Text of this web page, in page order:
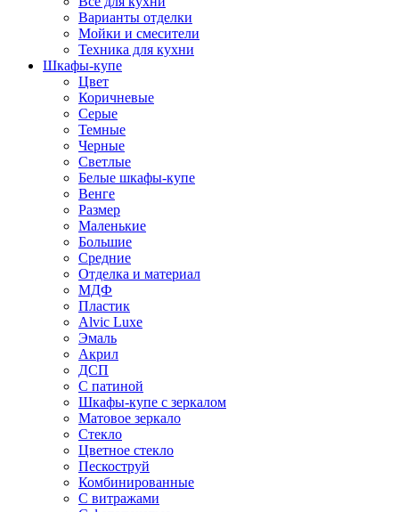
Варианты отделки
Мойки и смесители
Техника для кухни
Шкафы-купе
Цвет
Коричневые
Серые
Темные
Черные
Светлые
Белые шкафы-купе
Венге
Размер
Маленькие
Большие
Средние
Отделка и материал
МДФ
Пластик
Alvic Luxe
Эмаль
Акрил
ДСП
С патиной
Шкафы-купе с зеркалом
Матовое зеркало
Стекло
Цветное стекло
Пескоструй
Комбинированные
С витражами